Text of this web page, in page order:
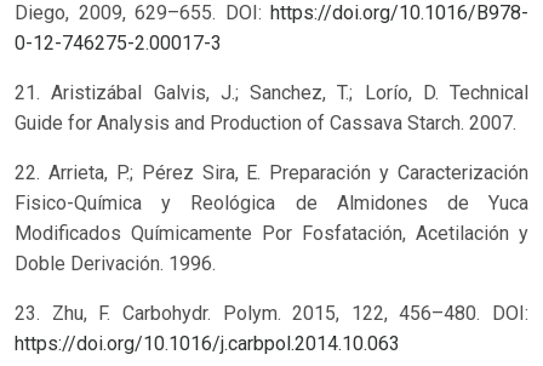
Diego, 2009, 629–655. DOI: https://doi.org/10.1016/B978-
0-12-746275-2.00017-3
21. Aristizábal Galvis, J.; Sanchez, T.; Lorío, D. Technical
Guide for Analysis and Production of Cassava Starch. 2007.
22. Arrieta, P.; Pérez Sira, E. Preparación y Caracterización
Fisico-Química y Reológica de Almidones de Yuca
Modificados Químicamente Por Fosfatación, Acetilación y
Doble Derivación. 1996.
23. Zhu, F. Carbohydr. Polym. 2015, 122, 456–480. DOI:
https://doi.org/10.1016/j.carbpol.2014.10.063